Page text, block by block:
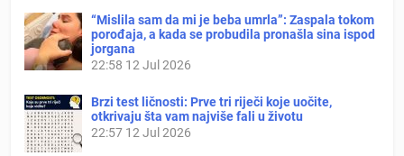
“Mislila sam da mi je beba umrla”: Zaspala tokom
porođaja, a kada se probudila pronašla sina ispod
jorgana
22:58 12 Jul 2026
Brzi test ličnosti: Prve tri riječi koje uočite,
otkrivaju šta vam najviše fali u životu
22:57 12 Jul 2026